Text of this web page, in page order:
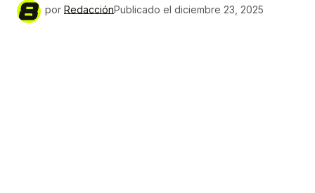
por RedacciónPublicado el diciembre 23, 2025